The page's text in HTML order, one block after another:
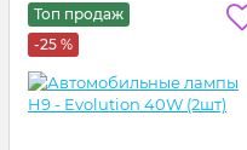
Топ продаж
-25 %